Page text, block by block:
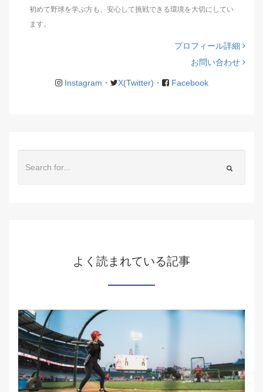
初めて野球を学ぶ方も、安心して挑戦できる環境を大切にしてい
ます。
プロフィール詳細
お問い合わせ
Instagram・ X(Twitter)・ Facebook
よく読まれている記事